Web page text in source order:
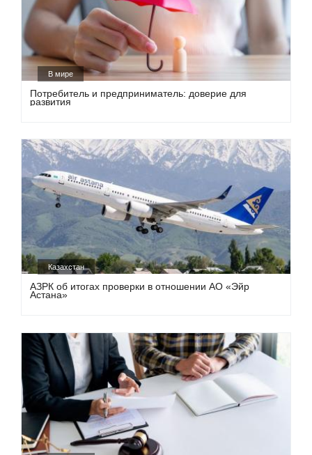
В мире
Потребитель и предприниматель: доверие для
развития
Казахстан
АЗРК об итогах проверки в отношении АО «Эйр
Астана»